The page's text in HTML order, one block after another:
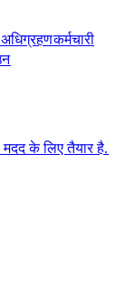
कर्मचारी
के लिए तैयार है.​​